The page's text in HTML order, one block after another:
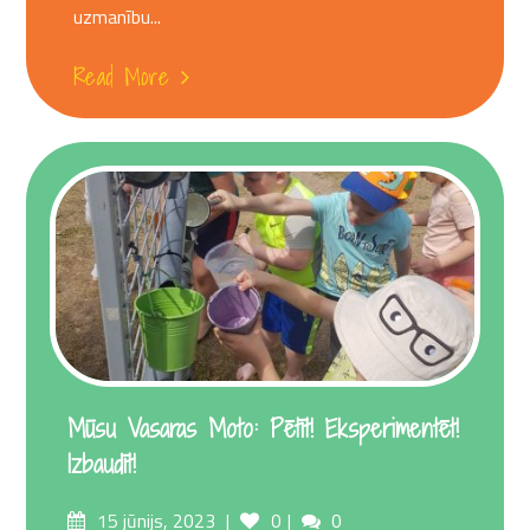
uzmanību...
Read More
Mūsu Vasaras Moto: Pētīt! Eksperimentēt!
Izbaudīt!
Posted15 jūnijs, 2023 0 Comments
0